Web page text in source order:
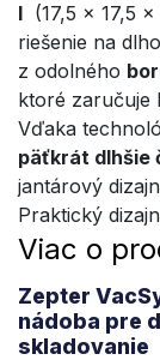
l (17,5 x 17,5
riešenie na
z odolného
ktoré zaručuje
Vďaka
päťkrát dlhšie
jantárový
Praktický
Viac o
Zepter
nádoba pre
skladovanie